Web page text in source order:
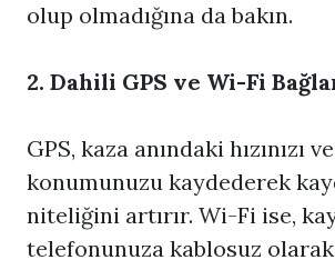
olup olmadığına da bakın.
2. Dahili GPS ve Wi-Fi
GPS, kaza anındaki hızınızı ve
konumunuzu kaydederek
niteliğini artırır. Wi-Fi ise,
telefonunuza kablosuz olarak